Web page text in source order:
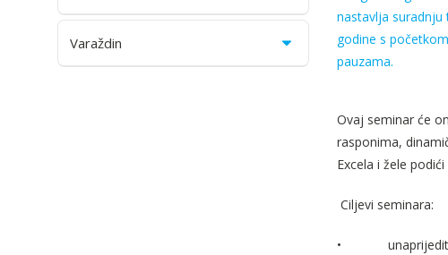
Varaždin
nastavlja suradnju
godine s
pauzama.
Ovaj seminar će
rasponima,
Excela i žele
Ciljevi seminara:
•